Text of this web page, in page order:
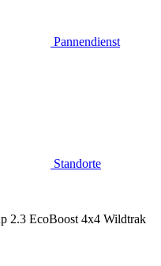
Pannendienst
Standorte
2.3 EcoBoost 4x4 Wildtrak